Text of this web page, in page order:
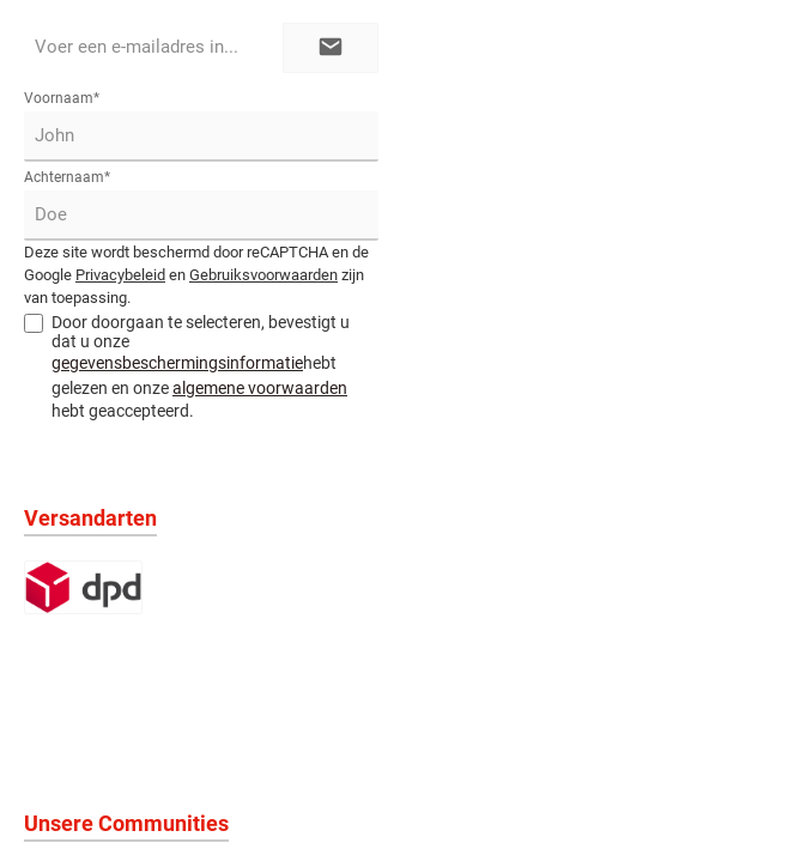
mailadres*
Voornaam*
Achternaam*
Deze site wordt beschermd door reCAPTCHA en de
Google Privacybeleid en Gebruiksvoorwaarden zijn
van toepassing.
Door doorgaan te selecteren, bevestigt u
dat u onze
gegevensbeschermingsinformatiehebt
gelezen en onzealgemene voorwaarden
hebt geaccepteerd.
Versandarten
Unsere Communities